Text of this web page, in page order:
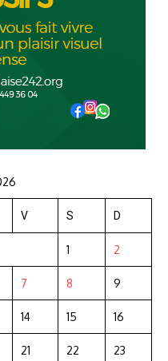
V S D
1 2
7 8 9
14 15 16
21 22 23